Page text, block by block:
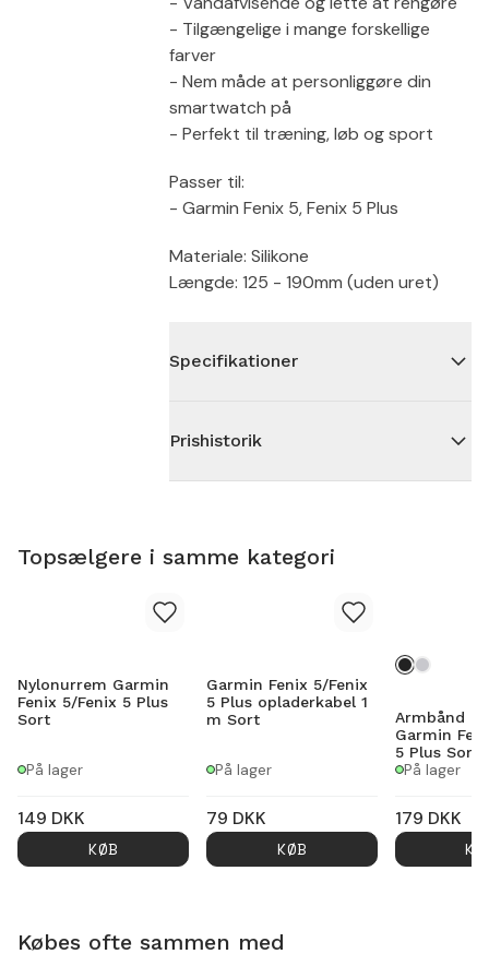
- Tilgængelige i mange forskellige
farver
- Nem måde at personliggøre din
smartwatch på
- Perfekt til træning, løb og sport
Passer til:
- Garmin Fenix 5, Fenix 5 Plus
Materiale: Silikone
Længde: 125 - 190mm (uden uret)
Specifikationer
Prishistorik
Topsælgere i samme kategori
Nylonurrem Garmin
Fenix 5/Fenix 5 Plus
Sort
På lager
149 DKK
KØB
Garmin Fenix 5/Fenix
5 Plus opladerkabel 1
m Sort
På lager
79 DKK
KØB
Armbånd
Garmin
5 Plus Sort
På lager
179 DKK
Købes ofte sammen med